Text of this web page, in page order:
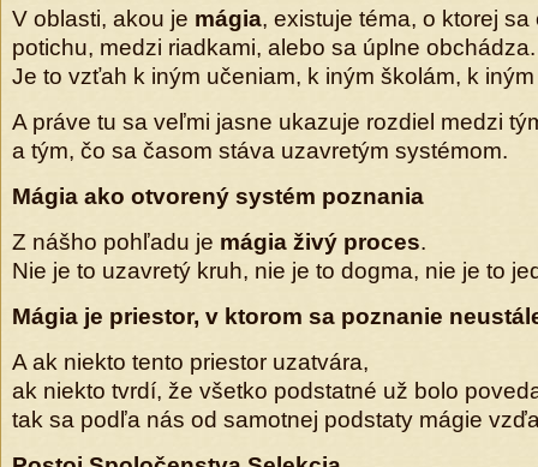
V oblasti, akou je mágia, existuje téma, o ktorej
potichu, medzi riadkami, alebo sa úplne obchádza.
Je to vzťah k iným učeniam, k iným školám, k
A práve tu sa veľmi jasne ukazuje rozdiel medzi
a tým, čo sa časom stáva uzavretým systémom.
Mágia ako otvorený systém poznania
Z nášho pohľadu je mágia živý proces.
Nie je to uzavretý kruh, nie je to dogma, nie je to
Mágia je priestor, v ktorom sa poznanie
A ak niekto tento priestor uzatvára,
ak niekto tvrdí, že všetko podstatné už bolo
tak sa podľa nás od samotnej podstaty mágie